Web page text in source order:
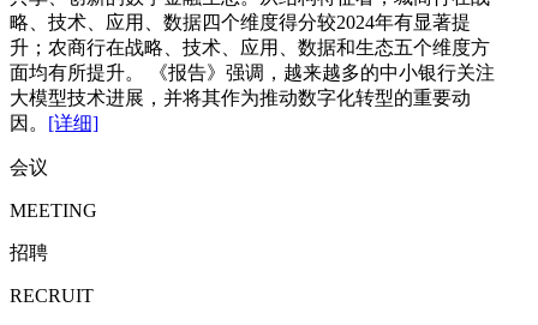
略、技术、应用、数据四个维度得分较2024年有显著提
升；农商行在战略、技术、应用、数据和生态五个维度方
面均有所提升。 《报告》强调，越来越多的中小银行关注
大模型技术进展，并将其作为推动数字化转型的重要动
因。 [详细]
会议
MEETING
招聘
RECRUIT